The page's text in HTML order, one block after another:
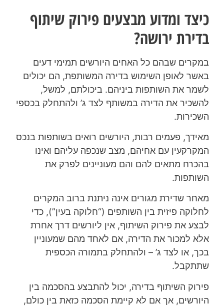
כיצד ומדוע מבצעים פירוק שיתוף
בדירת ירושה?
במקרים שבהם כל האחים היורשים תמימי דעים
באשר לאופן השימוש בדירה המשותפת, הם יכולים
לשמר את השותפות ביניהם. ביכולתם, למשל,
להשכיר את הדירה במשותף לצד ג’ ולהתחלק בכספי
השכירות.
מאידך, פעמים רבות, היורשים רואים בשותפות בנכס
המקרקעין עם אחיהם, מצב שנכפה עליהם ואינו
בהכרח מתאים להם והם מעוניינים לפרק את
השותפות.
מאחר שדירת מגורים אינה ניתנת ברוב המקרים
לחלוקה פיזית בין השותפים (“חלוקה בעין”), כדי
לבצע את פירוק השיתוף, אין ליורשים דרך אחרת
אלא למכור את הדירה, אם לאחד מהם שמעוניין
בכך, או לצד ג’ – ולהתחלק בתמורה הכספית
שתתקבל.
פירוק השיתוף בדירה, יכול להתבצע בהסכמה בין
היורשים, אך אם לא קיימת הסכמה כזאת בין כולם,